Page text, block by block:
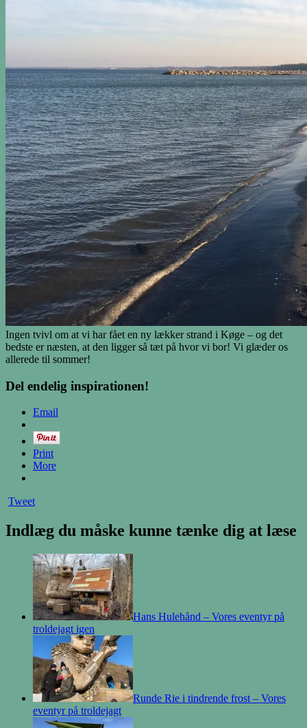
Ingen tvivl om at vi har fået en ny lækker strand i Køge – og det
bedste er næsten, at den ligger så tæt på hvor vi bor! Vi glæder os
allerede til sommer!
Del endelig inspirationen!
Email
Print
More
Tweet
Indlæg du måske kunne tænke dig at læse
Hans Hulehånd – Vores eventyr på
troldejagt igen
Runde Rie i tindrende frost – Vores
eventyr på troldejagt